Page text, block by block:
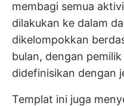
membagi semua
dilakukan ke dalam
dikelompokkan
bulan, dengan
didefinisikan dengan
Templat ini juga